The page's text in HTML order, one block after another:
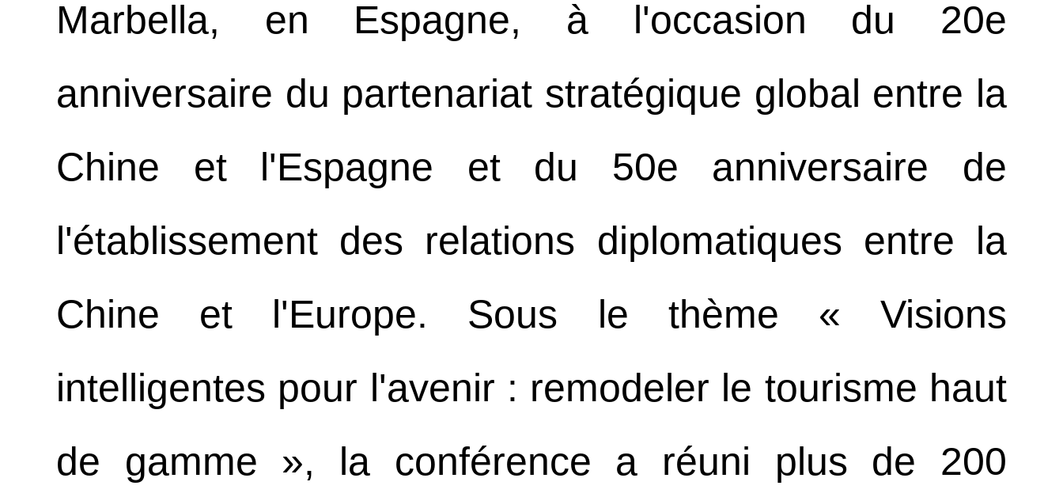
Marbella, en Espagne, à l'occasion du 20e
anniversaire du partenariat stratégique global entre la
Chine et l'Espagne et du 50e anniversaire de
l'établissement des relations diplomatiques entre la
Chine et l'Europe. Sous le thème « Visions
intelligentes pour l'avenir : remodeler le tourisme haut
de gamme », la conférence a réuni plus de 200